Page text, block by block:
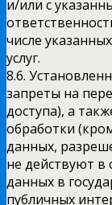
и/или с
числе
услуг.
8.6.
запреты на
доступа), а
обработки
данных,
не действуют в
данных в
публичных